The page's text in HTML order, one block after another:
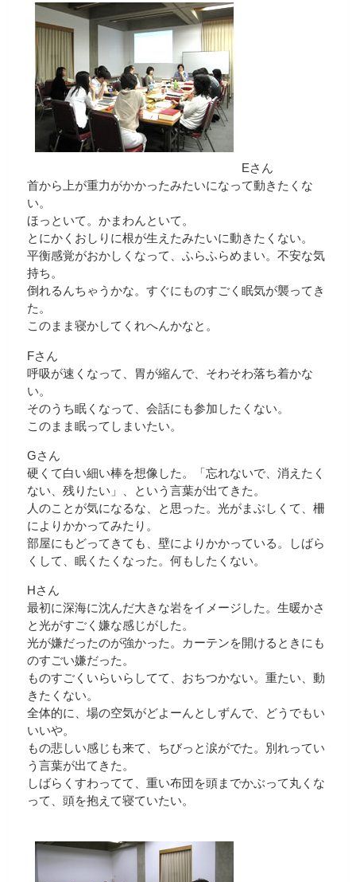
Eさん
首から上が重力がかかったみたいになって動きたくな
い。
ほっといて。かまわんといて。
とにかくおしりに根が生えたみたいに動きたくない。
平衡感覚がおかしくなって、ふらふらめまい。不安な気
持ち。
倒れるんちゃうかな。すぐにものすごく眠気が襲ってき
た。
このまま寝かしてくれへんかなと。
Fさん
呼吸が速くなって、胃が縮んで、そわそわ落ち着かな
い。
そのうち眠くなって、会話にも参加したくない。
このまま眠ってしまいたい。
Gさん
硬くて白い細い棒を想像した。「忘れないで、消えたく
ない、残りたい」、という言葉が出てきた。
人のことが気になるな、と思った。光がまぶしくて、柵
によりかかってみたり。
部屋にもどってきても、壁によりかかっている。しばら
くして、眠くたくなった。何もしたくない。
Hさん
最初に深海に沈んだ大きな岩をイメージした。生暖かさ
と光がすごく嫌な感じがした。
光が嫌だったのが強かった。カーテンを開けるときにも
のすごい嫌だった。
ものすごくいらいらしてて、おちつかない。重たい、動
きたくない。
全体的に、場の空気がどよーんとしずんで、どうでもい
いいや。
もの悲しい感じも来て、ちびっと涙がでた。別れってい
う言葉が出てきた。
しばらくすわってて、重い布団を頭までかぶって丸くな
って、頭を抱えて寝ていたい。